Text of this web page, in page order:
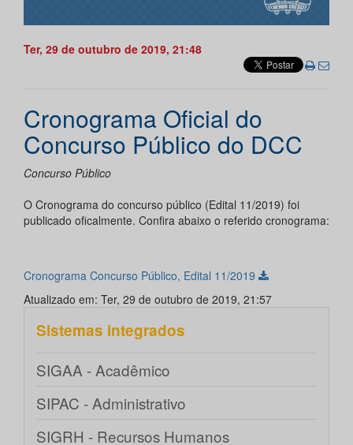
Ter, 29 de outubro de 2019, 21:48
Cronograma Oficial do
Concurso Público do DCC
Concurso Público
O Cronograma do concurso público (Edital 11/2019) foi
publicado oficalmente. Confira abaixo o referido cronograma:
Cronograma Concurso Público, Edital 11/2019
Atualizado em: Ter, 29 de outubro de 2019, 21:57
Sistemas integrados
SIGAA - Acadêmico
SIPAC - Administrativo
SIGRH - Recursos Humanos